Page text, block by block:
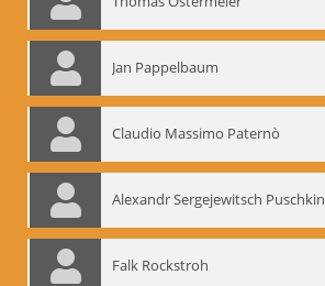
Jan Pappelbaum
Claudio Massimo Paternò
Alexandr Sergejewitsch Puschkin
Falk Rockstroh